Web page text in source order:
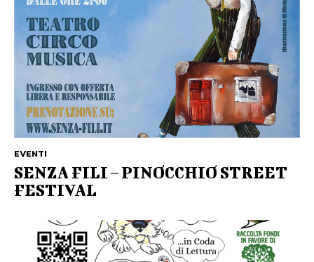
EVENTI
SENZA FILI – PINOCCHIO STREET
FESTIVAL